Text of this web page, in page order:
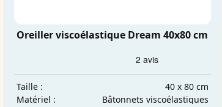
Oreiller viscoélastique Dream 40x80 cm
Taille :
40 x 80 cm
Matériel :
Bâtonnets viscoélastiques